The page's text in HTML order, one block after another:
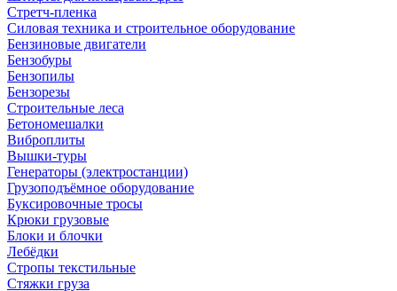
Стретч-пленка
Силовая техника и строительное оборудование
Бензиновые двигатели
Бензобуры
Бензопилы
Бензорезы
Строительные леса
Бетономешалки
Виброплиты
Вышки-туры
Генераторы (электростанции)
Грузоподъёмное оборудование
Буксировочные тросы
Крюки грузовые
Блоки и блочки
Лебёдки
Стропы текстильные
Стяжки груза